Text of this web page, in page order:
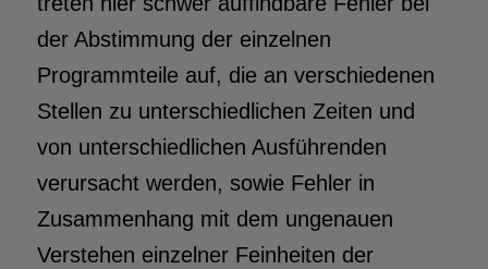
der Abstimmung der einzelnen
Programmteile auf, die an verschiedenen
Stellen zu unterschiedlichen Zeiten und
von unterschiedlichen Ausführenden
verursacht werden, sowie Fehler in
Zusammenhang mit dem ungenauen
Verstehen einzelner Feinheiten der